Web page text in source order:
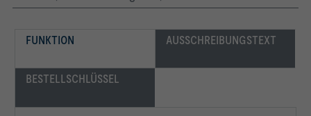
FUNKTION AUSSCHREIBUNGSTEXT
BESTELLSCHLÜSSEL